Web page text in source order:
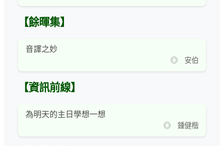
【餘暉集】
音譯之妙
◎ 安伯
【資訊前線】
為明天的主日學想一想
◎ 鍾健楷